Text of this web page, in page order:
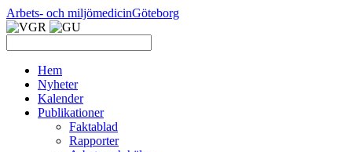
Arbets- och miljömedicinGöteborg
Hem
Nyheter
Kalender
Publikationer
Faktablad
Rapporter